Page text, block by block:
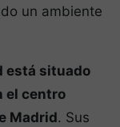
un ambiente
está situado
el centro
Madrid. Sus